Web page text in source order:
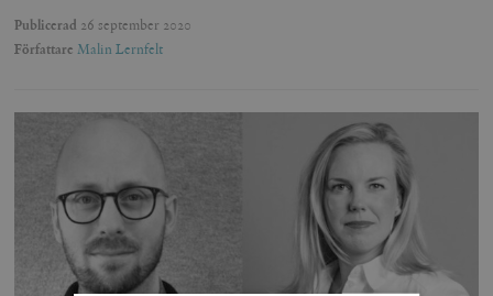
Publicerad 26 september 2020
Författare Malin Lernfelt